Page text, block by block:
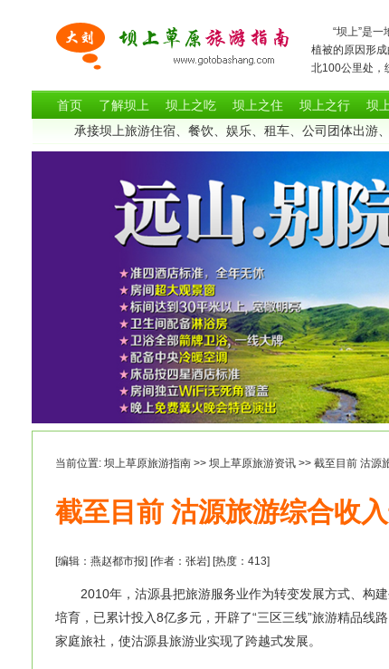
“坝上”是一
植被的原因形
北100公里处
首页 了解坝上 坝上之吃 坝上之住 坝上之行 坝
承接坝上旅游住宿、餐饮、娱乐、租车、公司团体出游
当前位置: 坝上草原旅游指南 >> 坝上草原旅游资讯 >> 截至目前 沽源
截至目前 沽源旅游综合收
[编辑：燕赵都市报] [作者：张岩] [热度： 413]
2010年，沽源县把旅游服务业作为转变发展方式、构建
培育，已累计投入8亿多元，开辟了“三区三线”旅游精品线
家庭旅社，使沽源县旅游业实现了跨越式发展。